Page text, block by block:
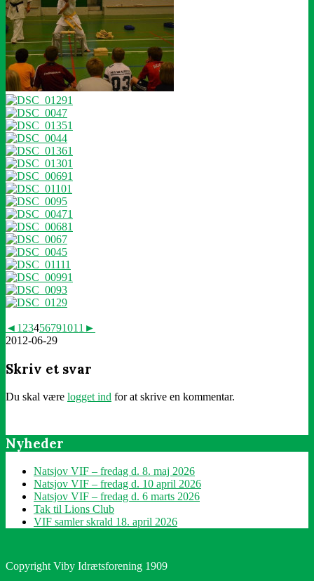
◄ 123456791011 ►
2012-06-29
Skriv et svar
Du skal være logget ind for at skrive en kommentar.
Nyheder
Natsjov VIF – fredag d. 8. maj 2026
Natsjov VIF – fredag d. 10 april 2026
Natsjov VIF – fredag d. 6 marts 2026
Tak til Lions Club
VIF samler skrald 18. april 2026
Copyright Viby Idrætsforening 1909